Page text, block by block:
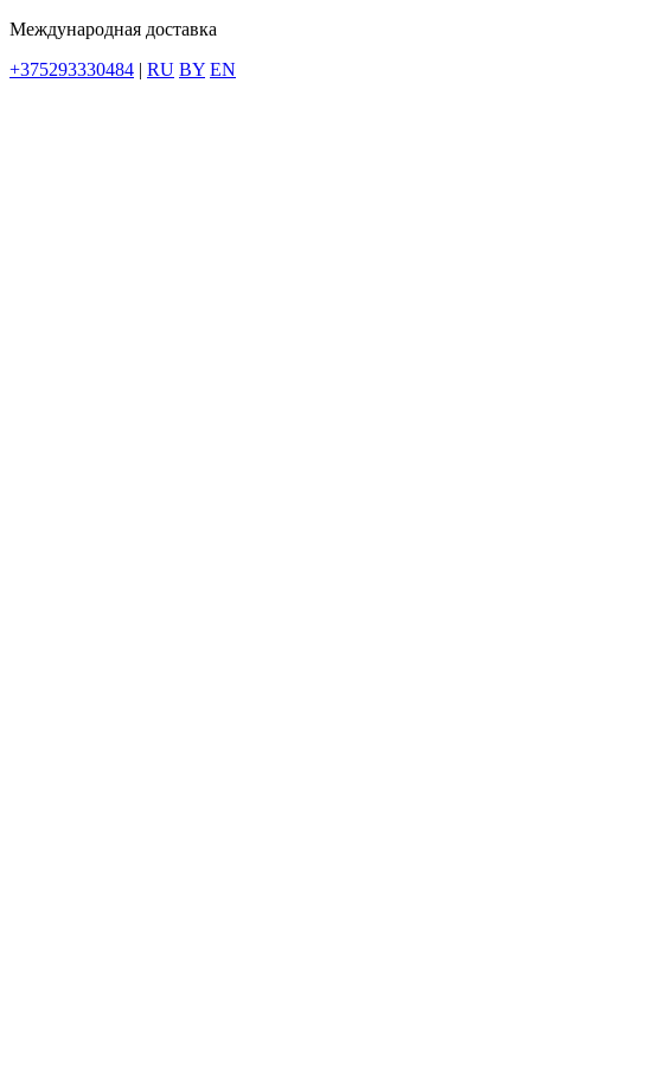
Международная доставка
+375293330484 | RU BY EN